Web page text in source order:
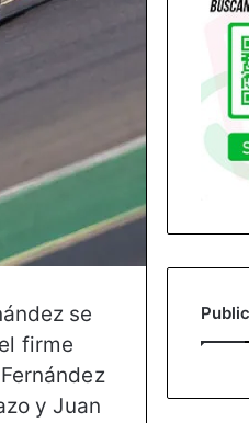
se
firme
y Juan